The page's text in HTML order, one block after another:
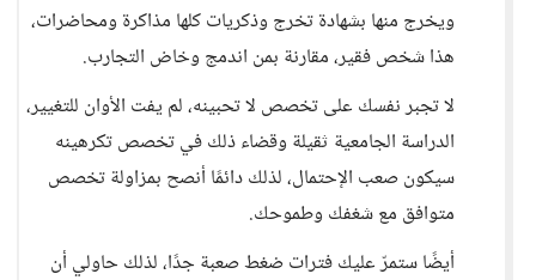
ويخرج منها بشهادة تخرج وذكريات كلها مذاكرة ومحاضرات،
هذا شخص فقير، مقارنة بمن اندمج وخاض التجارب.
لا تجبر نفسك على تخصص لا تحبينه، لم يفت الأوان للتغيير،
الدراسة الجامعية ثقيلة وقضاء ذلك في تخصص تكرهينه
سيكون صعب الإحتمال، لذلك دائمًا أنصح بمزاولة تخصص
متوافق مع شغفك وطموحك.
أيضًا ستمرّ عليك فترات ضغط صعبة جدًا، لذلك حاولي أن